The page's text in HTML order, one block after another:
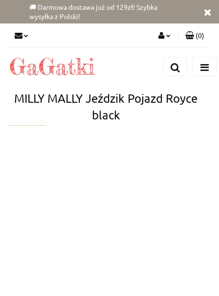
🚚 Darmowa dostawa już od 129zł! Szybka
wysyłka z Polski!
Zgody cookies
(0)
MILLY MALLY Jeździk Pojazd Royce
black